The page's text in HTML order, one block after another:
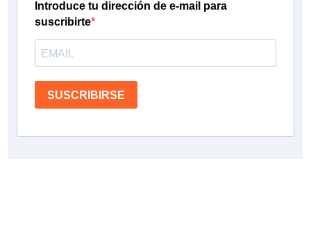
Introduce tu dirección de e-mail para
suscribirte
SUSCRIBIRSE